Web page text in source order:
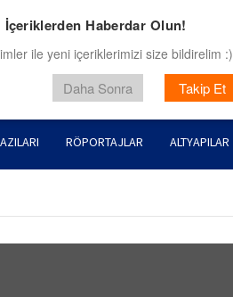
RÖPORTAJLAR ALTYAPILAR
İçeriklerden Haberdar Olun!
ile yeni içeriklerimizi size bildirelim :)
Daha Sonra Takip Et